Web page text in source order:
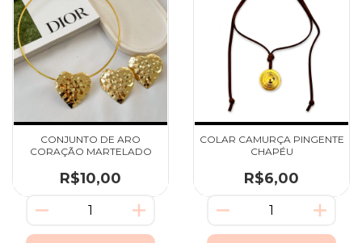
CONJUNTO DE ARO
CORAÇÃO MARTELADO
R$10,00
COLAR CAMURÇA PINGENTE
CHAPÉU
R$6,00